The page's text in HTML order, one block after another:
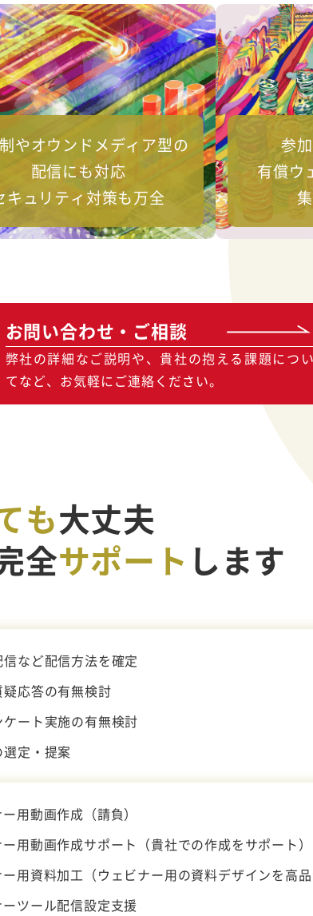
やオウンドメディア型の
配信にも対応
キュリティ対策も万全
参
有償ウ
お問い合わせ・ご相談
弊社の詳細なご説明や、貴社の抱える課題につ
てなど、お気軽にご連絡ください。
も大丈夫
全サポート します
など配信方法を確定
応答の有無検討
ート実施の有無検討
定・提案
用動画作成（請負）
用動画作成サポート（貴社での作成をサポート）
ー用資料加工（ウェビナー用の資料デザインを高
ツール配信設定支援